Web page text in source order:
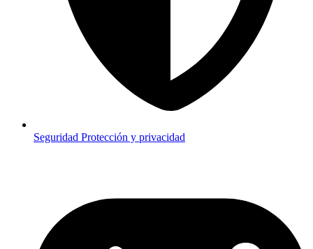
Seguridad Protección y privacidad